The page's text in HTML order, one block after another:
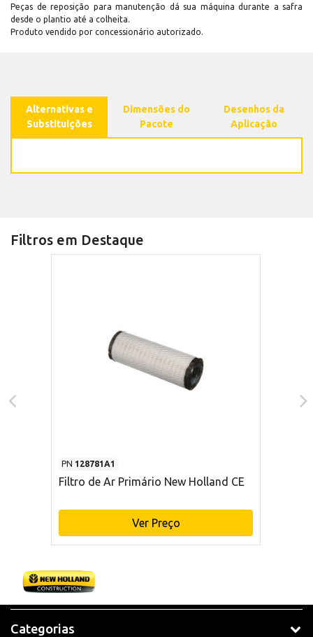
Peças de reposição para manutenção dá sua máquina durante a safra
desde o plantio até a colheita.
Produto vendido por concessionário autorizado.
Alternativas e
Substituições
Dimensões do
Pacote
Desenhos da
Aplicação
Filtros em Destaque
PN 128781A1
Filtro de Ar Primário New Holland CE
Ver Preço
Categorias